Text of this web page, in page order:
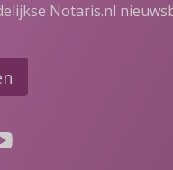
Notaris.nl
Youtube